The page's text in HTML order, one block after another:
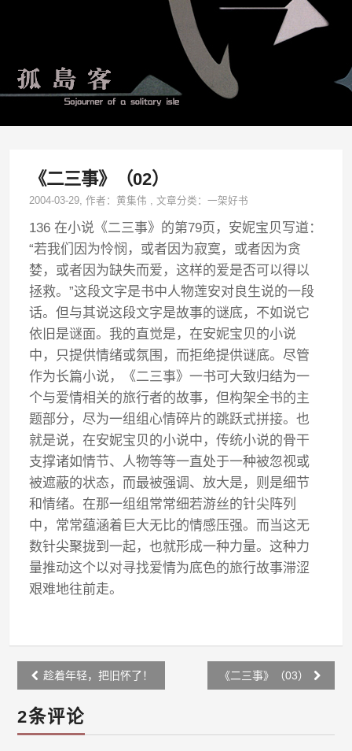
《二三事》（02）
2004-03-29, 作者：黄集伟 ,文章分类：一架好书
136 在小说《二三事》的第79页，安妮宝贝写道：
“若我们因为怜悯，或者因为寂寞，或者因为贪
婪，或者因为缺失而爱，这样的爱是否可以得以
拯救。”这段文字是书中人物莲安对良生说的一段
话。但与其说这段文字是故事的谜底，不如说它
依旧是谜面。我的直觉是，在安妮宝贝的小说
中，只提供情绪或氛围，而拒绝提供谜底。尽管
作为长篇小说，《二三事》一书可大致归结为一
个与爱情相关的旅行者的故事，但构架全书的主
题部分，尽为一组组心情碎片的跳跃式拼接。也
就是说，在安妮宝贝的小说中，传统小说的骨干
支撑诸如情节、人物等等一直处于一种被忽视或
被遮蔽的状态，而最被强调、放大是，则是细节
和情绪。在那一组组常常细若游丝的针尖阵列
中，常常蕴涵着巨大无比的情感压强。而当这无
数针尖聚拢到一起，也就形成一种力量。这种力
量推动这个以对寻找爱情为底色的旅行故事滞涩
艰难地往前走。
Post
navigation
趁着年轻，把旧怀了！ 《二三事》（03）
2条评论